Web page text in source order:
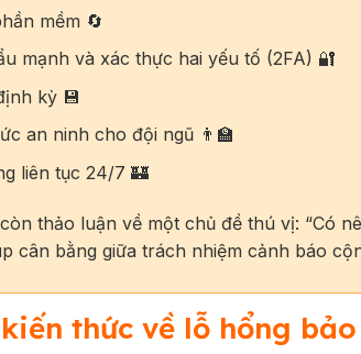
mềm 🔄
mạnh và xác thực hai yếu tố (2FA) 🔐
kỳ 💾
an ninh cho đội ngũ 👨‍🏫
liên tục 24/7 🏰
thảo luận về một chủ đề thú vị: “Có
cân bằng giữa trách nhiệm cảnh báo
thức về lỗ hổng